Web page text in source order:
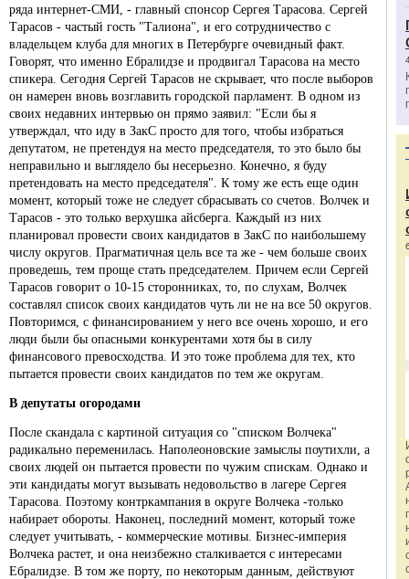
ряда интернет-СМИ, - главный спонсор Сергея Тарасова. Сергей
Тарасов - частый гость "Талиона", и его сотрудничество с
владельцем клуба для многих в Петербурге очевидный факт.
Говорят, что именно Ебралидзе и продвигал Тарасова на место
спикера. Сегодня Сергей Тарасов не скрывает, что после выборов
он намерен вновь возглавить городской парламент. В одном из
своих недавних интервью он прямо заявил: "Если бы я
утверждал, что иду в ЗакС просто для того, чтобы избраться
депутатом, не претендуя на место председателя, то это было бы
неправильно и выглядело бы несерьезно. Конечно, я буду
претендовать на место председателя". К тому же есть еще один
момент, который тоже не следует сбрасывать со счетов. Волчек и
Тарасов - это только верхушка айсберга. Каждый из них
планировал провести своих кандидатов в ЗакС по наибольшему
числу округов. Прагматичная цель все та же - чем больше своих
проведешь, тем проще стать председателем. Причем если Сергей
Тарасов говорит о 10-15 сторонниках, то, по слухам, Волчек
составлял список своих кандидатов чуть ли не на все 50 округов.
Повторимся, с финансированием у него все очень хорошо, и его
люди были бы опасными конкурентами хотя бы в силу
финансового превосходства. И это тоже проблема для тех, кто
пытается провести своих кандидатов по тем же округам.
В депутаты огородами
После скандала с картиной ситуация со "списком Волчека"
радикально переменилась. Наполеоновские замыслы поутихли, а
своих людей он пытается провести по чужим спискам. Однако и
эти кандидаты могут вызывать недовольство в лагере Сергея
Тарасова. Поэтому контркампания в округе Волчека -только
набирает обороты. Наконец, последний момент, который тоже
следует учитывать, - коммерческие мотивы. Бизнес-империя
Волчека растет, и она неизбежно сталкивается с интересами
Ебралидзе. В том же порту, по некоторым данным, действуют